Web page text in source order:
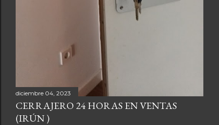
diciembre 04, 2023
CERRAJERO 24 HORAS EN VENTAS
(IRÚN )